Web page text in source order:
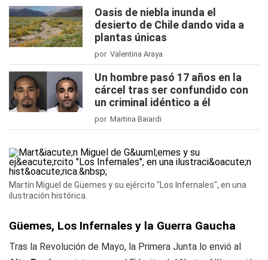
Oasis de niebla inunda el
desierto de Chile dando vida a
plantas únicas
por Valentina Araya
Un hombre pasó 17 años en la
cárcel tras ser confundido con
un criminal idéntico a él
por Martina Baiardi
Martín Miguel de Güemes y su ejército "Los Infernales", en una
ilustración histórica.
Güemes, Los Infernales y la Guerra Gaucha
Tras la Revolución de Mayo, la Primera Junta lo envió al